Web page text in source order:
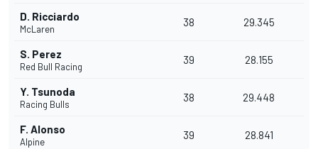
D. Ricciardo
McLaren
38 29.345
S. Perez
Red Bull Racing
39 28.155
Y. Tsunoda
Racing Bulls
38 29.448
F. Alonso
Alpine
39 28.841